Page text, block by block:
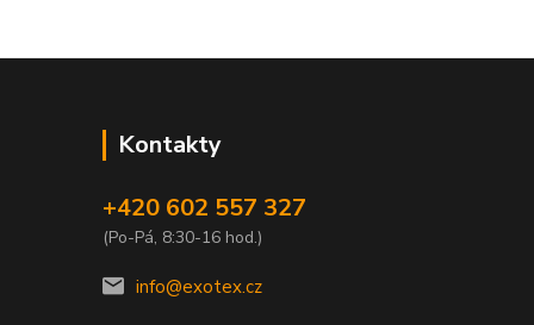
Kontakty
+420 602 557 327
(Po-Pá, 8:30-16 hod.)
info@exotex.cz